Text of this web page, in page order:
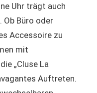
Uhr trägt auch
Ob Büro oder
Accessoire zu
mit
„Cluse La
Auftreten.